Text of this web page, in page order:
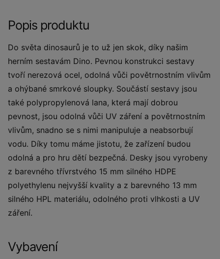
Popis produktu
Do světa dinosaurů je to už jen skok, díky našim
herním sestavám Dino. Pevnou konstrukci sestavy
tvoří nerezová ocel, odolná vůči povětrnostním vlivům
a ohýbané smrkové sloupky. Součástí sestavy jsou
také polypropylenová lana, která mají dobrou
pevnost, jsou odolná vůči UV záření a povětrnostním
vlivům, snadno se s nimi manipuluje a neabsorbují
vodu. Díky tomu máme jistotu, že zařízení budou
odolná a pro hru dětí bezpečná. Desky jsou vyrobeny
z barevného třívrstvého 15 mm silného HDPE
polyethylenu nejvyšší kvality a z barevného 13 mm
silného HPL materiálu, odolného proti vlhkosti a UV
záření.
Vybavení